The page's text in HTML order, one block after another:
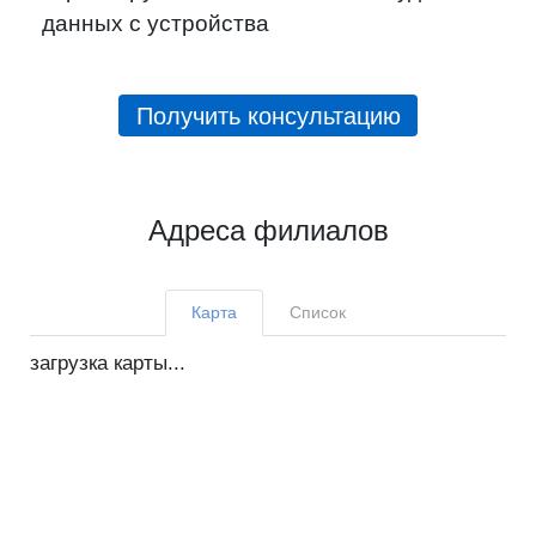
данных с устройства
Получить консультацию
Адреса филиалов
Карта Список
загрузка карты...